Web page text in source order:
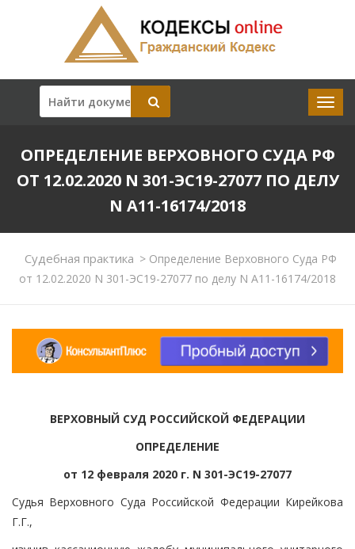
ОПРЕДЕЛЕНИЕ ВЕРХОВНОГО СУДА РФ
ОТ 12.02.2020 N 301-ЭС19-27077 ПО ДЕЛУ
N А11-16174/2018
Судебная практика >Определение Верховного Суда РФ
от 12.02.2020 N 301-ЭС19-27077 по делу N А11-16174/2018
ВЕРХОВНЫЙ СУД РОССИЙСКОЙ ФЕДЕРАЦИИ
ОПРЕДЕЛЕНИЕ
от 12 февраля 2020 г. N 301-ЭС19-27077
Судья Верховного Суда Российской Федерации Кирейкова
Г.Г.,